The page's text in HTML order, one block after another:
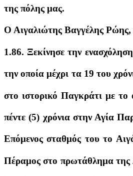
της πόλης μας.
Ο Αιγαλιώτης Βαγγέλης Ρώης,
1.86. Ξεκίνησε την
την οποία μέχρι τα 19 του
στο ιστορικό Παγκράτι με το
πέντε (5) χρόνια στην Αγία
Επόμενος σταθμός του το
Πέραμος στο πρωτάθλημα της